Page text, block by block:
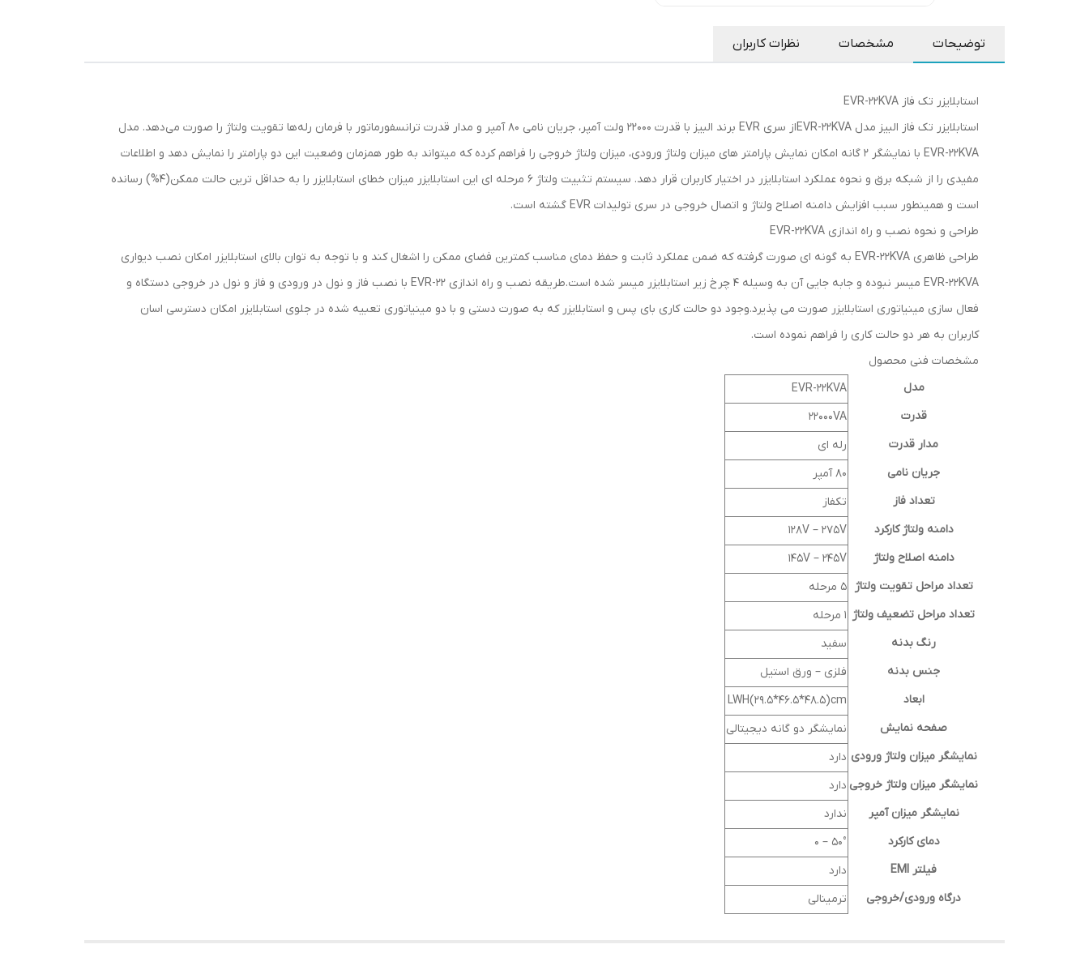
صفحه نمایش:نمایشگر دو گانه دیجیتالی
نمایشگر میزان آمپر:ندارد
دمای کارکرد 50° – 0
فیلتر EMI
:دارد
درگاه ورودی/خروجی
توضیحات مشخصات نظرات کاربران
استابلایزر تک فاز EVR-22KVA
استابلایزر تک فاز البیز مدل EVR-22KVAاز سری EVR برند البیز با قدرت 22000 ولت آمپر، جریان نامی 80 آمپر و مدار قدرت ترانسفورماتور با فرمان رله‌ها تقویت ولتاژ را صورت می‌دهد. مدل
EVR-22KVA با نمایشگر 2 گانه امکان نمایش پارامتر های میزان ولتاژ ورودی، میزان ولتاژ خروجی را فراهم کرده که میتواند به طور همزمان وضعیت این دو پارامتر را نمایش دهد و اطلاعات
مفیدی را از شبکه برق و نحوه عملکرد استابلایزر در اختیار کاربران قرار دهد. سیستم تثبیت ولتاژ ۶ مرحله ای این استابلایزر میزان خطای استابلایزر را به حداقل ترین حالت ممکن(4%) رسانده
است و همینطور سبب افزایش دامنه اصلاح ولتاژ و اتصال خروجی در سری تولیدات EVR گشته است.
طراحی و نحوه نصب و راه اندازی EVR-22KVA
طراحی ظاهری EVR-22KVA به گونه ای صورت گرفته که ضمن عملکرد ثابت و حفظ دمای مناسب کمترین فضای ممکن را اشغال کند و با توجه به توان بالای استابلایزر امکان نصب دیواری
EVR-22KVA میسر نبوده و جابه جایی آن به وسیله 4 چرخ زیر استابلایزر میسر شده است.طریقه نصب و راه اندازی EVR-22 با نصب فاز و نول در ورودی و فاز و نول در خروجی دستگاه و
فعال سازی مینیاتوری استابلایزر صورت می پذیرد.وجود دو حالت کاری بای پس و استابلایزر که به صورت دستی و با دو مینیاتوری تعبیه شده در جلوی استابلایزر امکان دسترسی اسان
کاربران به هر دو حالت کاری را فراهم نموده است.
مشخصات فنی محصول
مدل
EVR-22KVA
قدرت
22000VA
مدار قدرت
رله ای
جریان نامی
80 آمپر
تعداد فاز
تکفاز
دامنه ولتاژ کارکرد
128V – 275V
دامنه اصلاح ولتاژ
145V – 245V
تعداد مراحل تقویت ولتاژ
5 مرحله
تعداد مراحل تضعیف ولتاژ 1 مرحله
رنگ بدنه
سفید
جنس بدنه
فلزی – ورق استیل
ابعاد
LWH(29.5*46.5*48.5)cm
صفحه نمایش
نمایشگر دو گانه دیجیتالی
نمایشگر میزان ولتاژ ورودی دارد
نمایشگر میزان ولتاژ خروجی دارد
نمایشگر میزان آمپر
ندارد
دمای کارکرد
50° – 0
فیلتر EMI
دارد
درگاه ورودی/خروجی
ترمینالی